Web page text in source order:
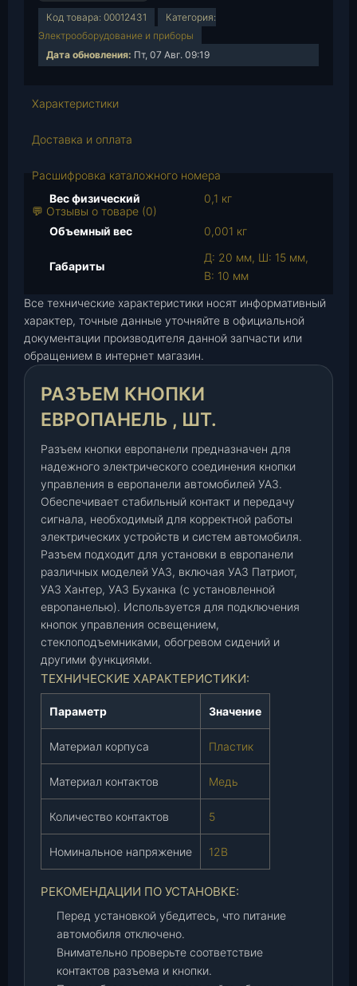
и
в
т
в
р
ъ
е
м
к
о
п
к
и
е
в
р
о
п
а
н
е
л
ь
ш
Код товара: 00012431
Категория:
Электрооборудование и приборы
Дата обновления: Пт, 07 Авг. 09:19
Характеристики
Доставка и оплата
Расшифровка каталожного номера
💬 Отзывы о товаре (0)
Вес физический 0,1 кг
Объемный вес 0,001 кг
Габариты
Д: 20 мм, Ш: 15 мм,
В: 10 мм
Все технические характеристики носят информативный
характер, точные данные уточняйте в официальной
документации производителя данной запчасти или
обращением в интернет магазин.
РАЗЪЕМ КНОПКИ
ЕВРОПАНЕЛЬ , ШТ.
Разъем кнопки европанели предназначен для
надежного электрического соединения кнопки
управления в европанели автомобилей УАЗ.
Обеспечивает стабильный контакт и передачу
сигнала, необходимый для корректной работы
электрических устройств и систем автомобиля.
Разъем подходит для установки в европанели
различных моделей УАЗ, включая УАЗ Патриот,
УАЗ Хантер, УАЗ Буханка (с установленной
европанелью). Используется для подключения
кнопок управления освещением,
стеклоподъемниками, обогревом сидений и
другими функциями.
ТЕХНИЧЕСКИЕ ХАРАКТЕРИСТИКИ:
Параметр Значение
Материал корпуса Пластик
Материал контактов Медь
Количество контактов 5
Номинальное напряжение 12В
РЕКОМЕНДАЦИИ ПО УСТАНОВКЕ:
Перед установкой убедитесь, что питание
автомобиля отключено.
Внимательно проверьте соответствие
контактов разъема и кнопки.